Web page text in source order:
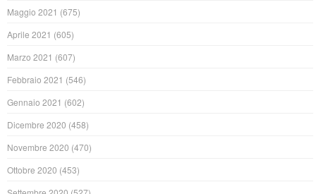
Maggio 2021 (675)
Aprile 2021 (605)
Marzo 2021 (607)
Febbraio 2021 (546)
Gennaio 2021 (602)
Dicembre 2020 (458)
Novembre 2020 (470)
Ottobre 2020 (453)